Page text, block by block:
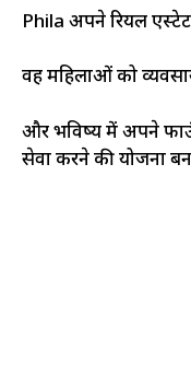
Phila अपने रियल
वह महिलाओं को
और भविष्य में अपने
सेवा करने की योजना